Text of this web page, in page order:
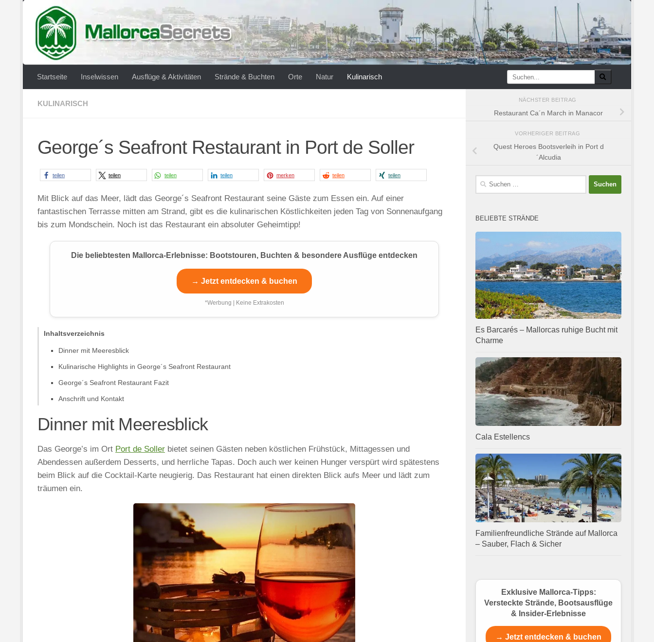
Zum Inhalt springen
Startseite Inselwissen Ausflüge & Aktivitäten Strände & Buchten Orte Natur Kulinarisch
KULINARISCH
George´s Seafront Restaurant in Port de Soller
teilen teilen teilen teilen merken teilen teilen
Mit Blick auf das Meer, lädt das George´s Seafront Restaurant seine Gäste zum Essen ein. Auf einer
fantastischen Terrasse mitten am Strand, gibt es die kulinarischen Köstlichkeiten jeden Tag von Sonnenaufgang
bis zum Mondschein. Noch ist das Restaurant ein absoluter Geheimtipp!
Die beliebtesten Mallorca-Erlebnisse: Bootstouren, Buchten & besondere Ausflüge entdecken
→ Jetzt entdecken & buchen
*Werbung | Keine Extrakosten
Inhaltsverzeichnis
Dinner mit Meeresblick
Kulinarische Highlights in George´s Seafront Restaurant
George´s Seafront Restaurant Fazit
Anschrift und Kontakt
Dinner mit Meeresblick
Das George’s im Ort Port de Soller bietet seinen Gästen neben köstlichen Frühstück, Mittagessen und
Abendessen außerdem Desserts, und herrliche Tapas. Doch auch wer keinen Hunger verspürt wird spätestens
beim Blick auf die Cocktail-Karte neugierig. Das Restaurant hat einen direkten Blick aufs Meer und lädt zum
träumen ein.
NÄCHSTER BEITRAG
Restaurant Ca´n March in Manacor
VORHERIGER BEITRAG
Quest Heroes Bootsverleih in Port d
´Alcudia
Suchen
BELIEBTE STRÄNDE
Es Barcarés – Mallorcas ruhige Bucht mit
Charme
Cala Estellencs
Familienfreundliche Strände auf Mallorca
– Sauber, Flach & Sicher
Exklusive Mallorca-Tipps:
Versteckte Strände, Bootsausflüge
& Insider-Erlebnisse
→ Jetzt entdecken & buchen